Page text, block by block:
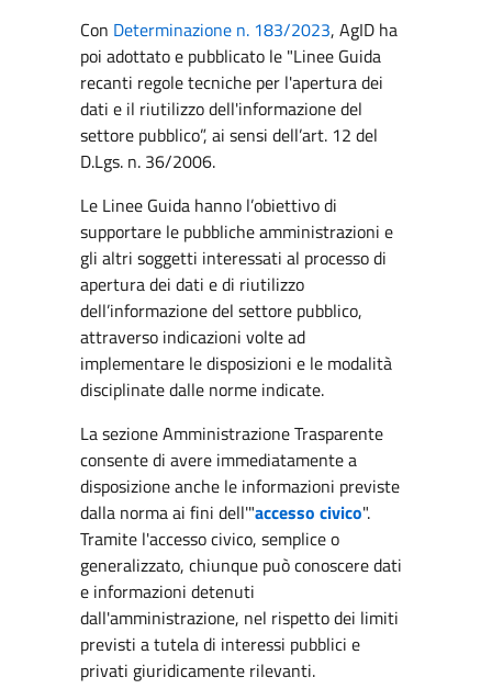
Con Determinazione n. 183/2023, AgID ha
poi adottato e pubblicato le "Linee Guida
recanti regole tecniche per l'apertura dei
dati e il riutilizzo dell'informazione del
settore pubblico”, ai sensi dell’art. 12 del
D.Lgs. n. 36/2006.
Le Linee Guida hanno l’obiettivo di
supportare le pubbliche amministrazioni e
gli altri soggetti interessati al processo di
apertura dei dati e di riutilizzo
dell’informazione del settore pubblico,
attraverso indicazioni volte ad
implementare le disposizioni e le modalità
disciplinate dalle norme indicate.
La sezione Amministrazione Trasparente
consente di avere immediatamente a
disposizione anche le informazioni previste
dalla norma ai fini dell'"accesso civico".
Tramite l'accesso civico, semplice o
generalizzato, chiunque può conoscere dati
e informazioni detenuti
dall'amministrazione, nel rispetto dei limiti
previsti a tutela di interessi pubblici e
privati giuridicamente rilevanti.